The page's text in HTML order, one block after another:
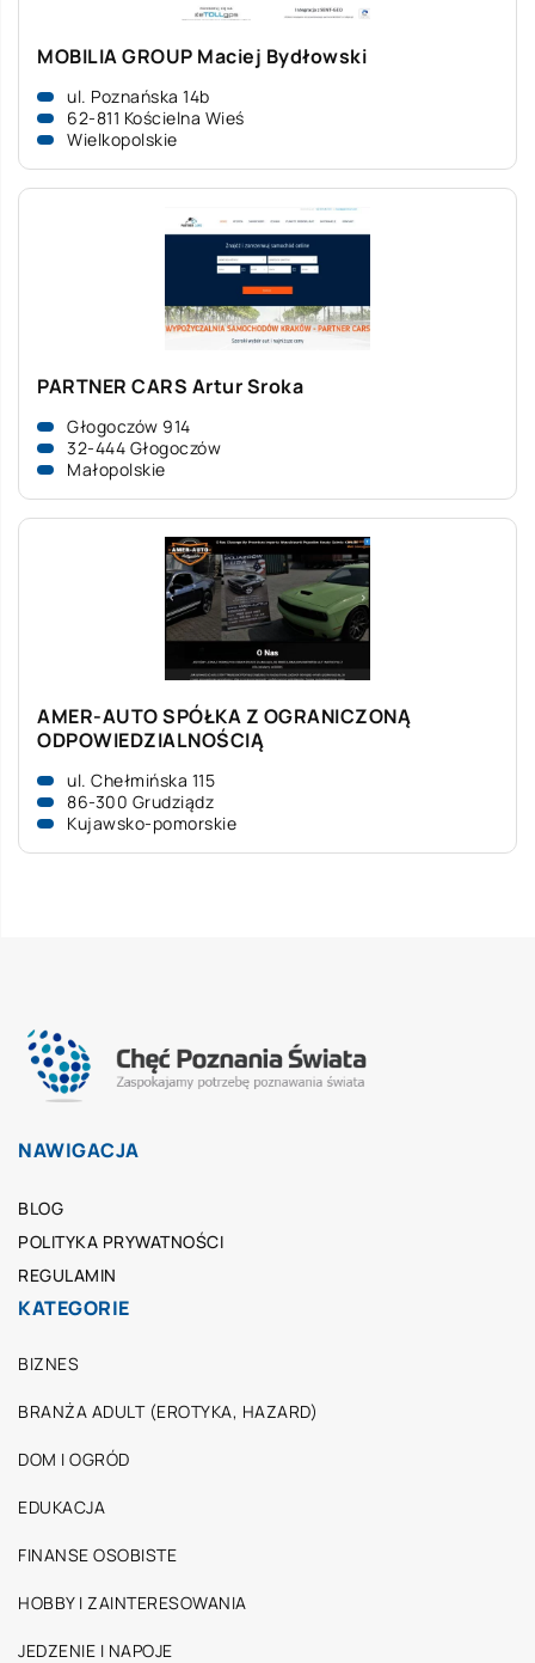
MOBILIA GROUP Maciej Bydłowski
ul. Poznańska 14b
62-811 Kościelna Wieś
Wielkopolskie
PARTNER CARS Artur Sroka
Głogoczów 914
32-444 Głogoczów
Małopolskie
AMER-AUTO SPÓŁKA Z OGRANICZONĄ
ODPOWIEDZIALNOŚCIĄ
ul. Chełmińska 115
86-300 Grudziądz
Kujawsko-pomorskie
NAWIGACJA
BLOG
POLITYKA PRYWATNOŚCI
REGULAMIN
KATEGORIE
BIZNES
BRANŻA ADULT (EROTYKA, HAZARD)
DOM I OGRÓD
EDUKACJA
FINANSE OSOBISTE
HOBBY I ZAINTERESOWANIA
JEDZENIE I NAPOJE